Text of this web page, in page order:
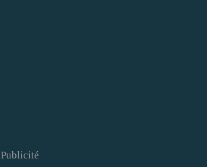
Publicité